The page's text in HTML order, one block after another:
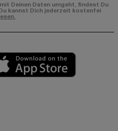
Deinen Daten umgeht, findest Du
kannst Dich jederzeit kostenfei
market